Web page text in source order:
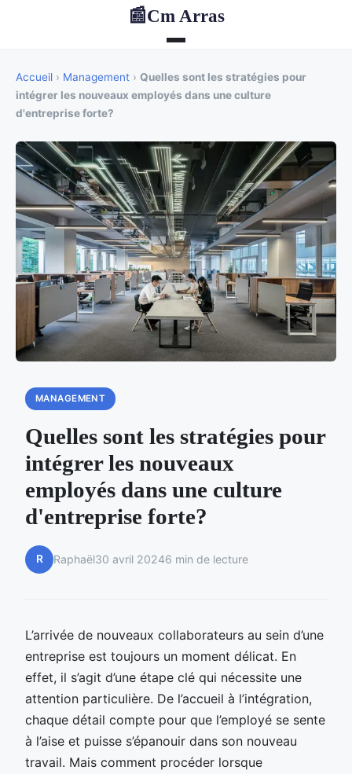
📰Cm Arras
Accueil › Management › Quelles sont les stratégies pour
intégrer les nouveaux employés dans une culture
d'entreprise forte?
MANAGEMENT
Quelles sont les stratégies pour
intégrer les nouveaux
employés dans une culture
d'entreprise forte?
R Raphaël30 avril 20246 min de lecture
L’arrivée de nouveaux collaborateurs au sein d’une
entreprise est toujours un moment délicat. En
effet, il s’agit d’une étape clé qui nécessite une
attention particulière. De l’accueil à l’intégration,
chaque détail compte pour que l’employé se sente
à l’aise et puisse s’épanouir dans son nouveau
travail. Mais comment procéder lorsque